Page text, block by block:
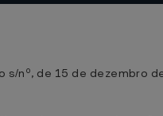
nº, de 15 de dezembro